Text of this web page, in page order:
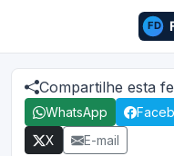
Compartilhe esta
WhatsApp
X
E-mail